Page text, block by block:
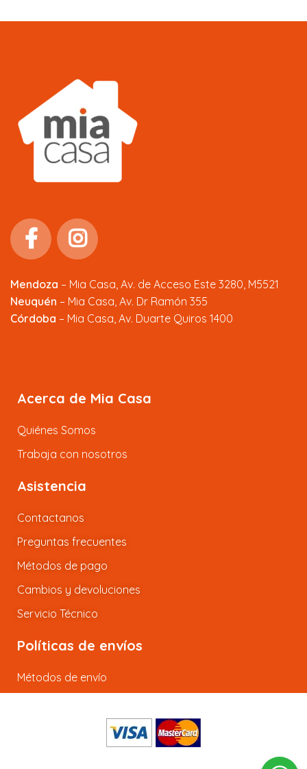
Mendoza – Mia Casa, Av. de Acceso Este 3280, M5521
Neuquén – Mia Casa, Av. Dr Ramón 355
Córdoba – Mia Casa, Av. Duarte Quiros 1400
Acerca de Mia Casa
Quiénes Somos
Trabaja con nosotros
Asistencia
Contactanos
Preguntas frecuentes
Métodos de pago
Cambios y devoluciones
Servicio Técnico
Políticas de envíos
Métodos de envío